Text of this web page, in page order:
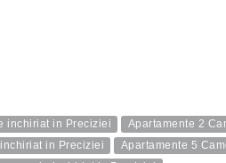
inchiriat in Preciziei Apartamente 2
in Preciziei
Apartamente 5